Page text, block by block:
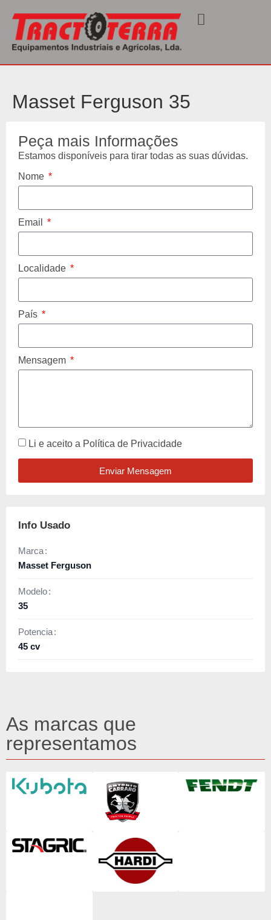
Masset Ferguson 35
Peça mais Informações
Estamos disponíveis para tirar todas as suas dúvidas.
Nome
Email
Localidade
País
Mensagem
Li e aceito a Política de Privacidade
Enviar Mensagem
Info Usado
Marca
Masset Ferguson
Modelo
35
Potencia
45 cv
As marcas que
representamos